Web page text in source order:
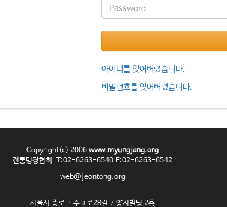
아이디를 잊어버렸습니다.
비밀번호를 잊어버렸습니다.
Copyright(c) 2006 www.myungjang.org
전통명장협회. T:02-6263-6540 F:02-6263-6542
web@jeontong.org
서울시 종로구 수표로28길 7 양지빌딩 2층